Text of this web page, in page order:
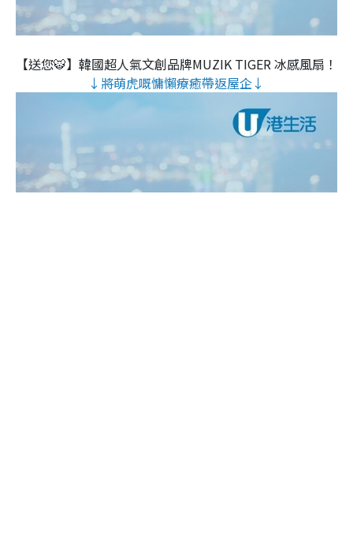
【送您🐯】韓國超人氣文創品牌MUZIK TIGER 冰感風扇！
↓將萌虎嘅慵懶療癒帶返屋企↓